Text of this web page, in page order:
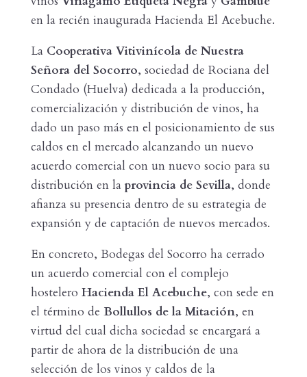
en la recién inaugurada Hacienda El Acebuche.
La Cooperativa Vitivinícola de Nuestra
Señora del Socorro, sociedad de Rociana del
Condado (Huelva) dedicada a la producción,
comercialización y distribución de vinos, ha
dado un paso más en el posicionamiento de sus
caldos en el mercado alcanzando un nuevo
acuerdo comercial con un nuevo socio para su
distribución en la provincia de Sevilla, donde
afianza su presencia dentro de su estrategia de
expansión y de captación de nuevos mercados.
En concreto, Bodegas del Socorro ha cerrado
un acuerdo comercial con el complejo
hostelero Hacienda El Acebuche, con sede en
el término de Bollullos de la Mitación, en
virtud del cual dicha sociedad se encargará a
partir de ahora de la distribución de una
selección de los vinos y caldos de la